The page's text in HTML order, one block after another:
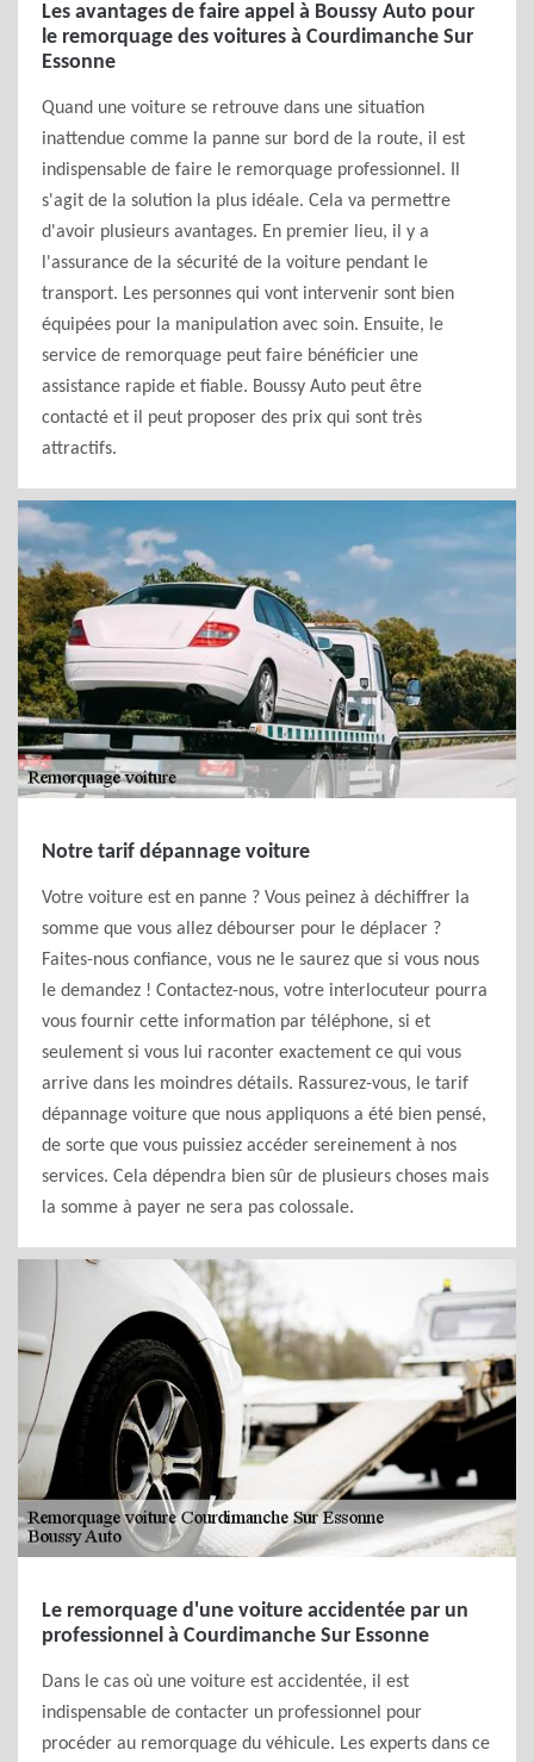
Les avantages de faire appel à Boussy Auto pour
le remorquage des voitures à Courdimanche Sur
Essonne
Quand une voiture se retrouve dans une situation
inattendue comme la panne sur bord de la route, il est
indispensable de faire le remorquage professionnel. Il
s'agit de la solution la plus idéale. Cela va permettre
d'avoir plusieurs avantages. En premier lieu, il y a
l'assurance de la sécurité de la voiture pendant le
transport. Les personnes qui vont intervenir sont bien
équipées pour la manipulation avec soin. Ensuite, le
service de remorquage peut faire bénéficier une
assistance rapide et fiable. Boussy Auto peut être
contacté et il peut proposer des prix qui sont très
attractifs.
Notre tarif dépannage voiture
Votre voiture est en panne ? Vous peinez à déchiffrer la
somme que vous allez débourser pour le déplacer ?
Faites-nous confiance, vous ne le saurez que si vous nous
le demandez ! Contactez-nous, votre interlocuteur pourra
vous fournir cette information par téléphone, si et
seulement si vous lui raconter exactement ce qui vous
arrive dans les moindres détails. Rassurez-vous, le tarif
dépannage voiture que nous appliquons a été bien pensé,
de sorte que vous puissiez accéder sereinement à nos
services. Cela dépendra bien sûr de plusieurs choses mais
la somme à payer ne sera pas colossale.
Le remorquage d'une voiture accidentée par un
professionnel à Courdimanche Sur Essonne
Dans le cas où une voiture est accidentée, il est
indispensable de contacter un professionnel pour
procéder au remorquage du véhicule. Les experts dans ce